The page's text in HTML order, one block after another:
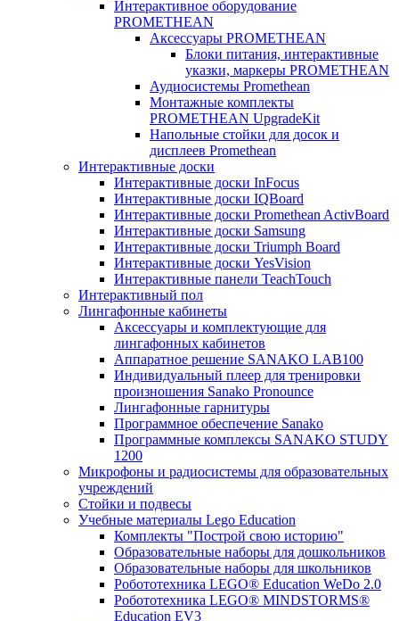
Интерактивное оборудование
PROMETHEAN
Аксессуары PROMETHEAN
Блоки питания, интерактивные
указки, маркеры PROMETHEAN
Аудиосистемы Promethean
Монтажные комплекты
PROMETHEAN UpgradeKit
Напольные стойки для досок и
дисплеев Promethean
Интерактивные доски
Интерактивные доски InFocus
Интерактивные доски IQBoard
Интерактивные доски Promethean ActivBoard
Интерактивные доски Samsung
Интерактивные доски Triumph Board
Интерактивные доски YesVision
Интерактивные панели TeachTouch
Интерактивный пол
Лингафонные кабинеты
Аксессуары и комплектующие для
лингафонных кабинетов
Аппаратное решение SANAKO LAB100
Индивидуальный плеер для тренировки
произношения Sanako Pronounce
Лингафонные гарнитуры
Программное обеспечение Sanako
Программные комплексы SANAKO STUDY
1200
Микрофоны и радиосистемы для образовательных
учреждений
Стойки и подвесы
Учебные материалы Lego Education
Комплекты "Построй свою историю"
Образовательные наборы для дошкольников
Образовательные наборы для школьников
Робототехника LEGO® Education WeDo 2.0
Робототехника LEGO® MINDSTORMS®
Education EV3